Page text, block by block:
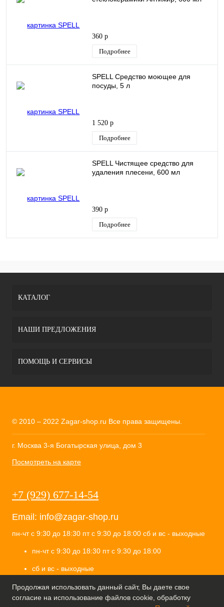
Продолжая использовать данный сайт, Вы даете свое
согласие на использование файлов cookie, обработку
360 р
Подробнее
SPELL Средство моющее для
посуды, 5 л
1 520 р
Подробнее
SPELL Чистящее средство для
удаления плесени, 600 мл
390 р
Подробнее
КАТАЛОГ
НАШИ ПРЕДЛОЖЕНИЯ
ПОМОЩЬ И СЕРВИСЫ
© 2010 – 2022 Zagar-shop.ru Все права защищены.
г. Москва 3-я Богатырская улица, дом 3
Посмотреть на карте
+7 (929) 677-14-54
Email: info@zagar-shop.ru
пн-чт с 9:30 до 18:30 пт с 9:30 до 18:00 сб и вс - выходные
пн-чт с 9:30 до 18:30 пт с 9:30 до 18:00
сб и вс - выходные
ИП Селиванов Алесей Вячеславович
ИНН 771904835055